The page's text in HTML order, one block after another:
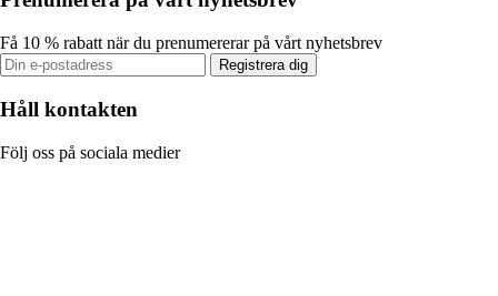
Få 10 % rabatt när du prenumererar på vårt nyhetsbrev
Registrera dig
Håll kontakten
Följ oss på sociala medier